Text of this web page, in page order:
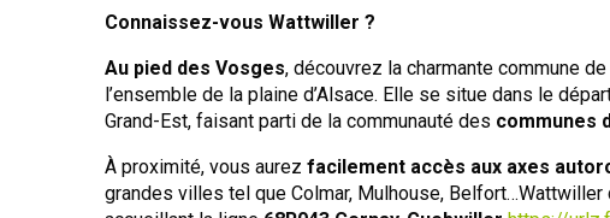
Connaissez-vous Wattwiller ?
Au pied des Vosges, découvrez la charmante commune
l’ensemble de la plaine d’Alsace. Elle se situe dans le
Grand-Est, faisant parti de la communauté des communes
À proximité, vous aurezfacilement accès aux axes
grandes villes tel que Colmar, Mulhouse,